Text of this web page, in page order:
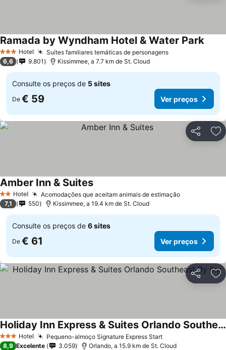
3 EstrelasHotel Suítes familiares temáticas de personagensVer preços
Ramada by Wyndham Hotel & Water ParkVer
6,6 9.801 Kissimmee, a 7.7 km de St. Cloud
Consulte os preços de 5 sites
De € 59 Ver preços
Partilhar
2 Estrelas
Hotel Acomodações que aceitam animais de estimaçãoVer preços
Amber Inn & SuitesVer preços
7,1 550 Kissimmee, a 19.4 km de St. Cloud
Consulte os preços de 6 sites
De € 61 Ver preços
Partilhar
3 EstrelasHotel Pequeno-almoço Signature Express StartVer preços
Holiday Inn Express & Suites Orlando Southeast By Ihg
Ver preços
8,9 Excelente 3.059 Orlando, a 15.9 km de St. Cloud